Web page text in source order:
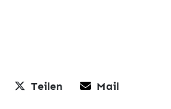
Teilen Mail